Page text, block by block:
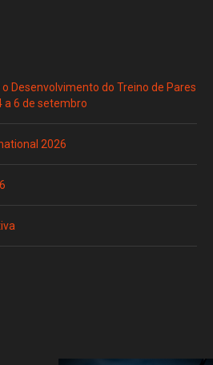
Desenvolvimento do Treino de Pares
a 6 de setembro
2026